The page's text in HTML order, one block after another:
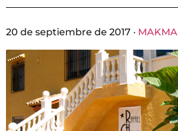
20 de septiembre de 2017 · MAKMA